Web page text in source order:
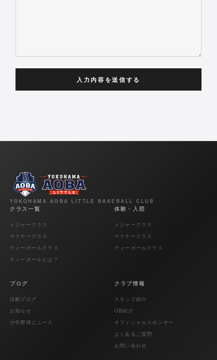
YOKOHAMA AOBA LITTLE BASEBALL CLUB
クラス一覧
メジャークラス
マイナークラス
ティーボールクラス
ティーボールとは？
体験・入団
メジャークラス
マイナークラス
ティーボールクラス
ブログ
活動ブログ
お知らせ
少年野球ニュース
クラブ情報
スタッフ紹介
OB紹介
オフィシャルスポンサー
よくあるご質問
お問い合わせ